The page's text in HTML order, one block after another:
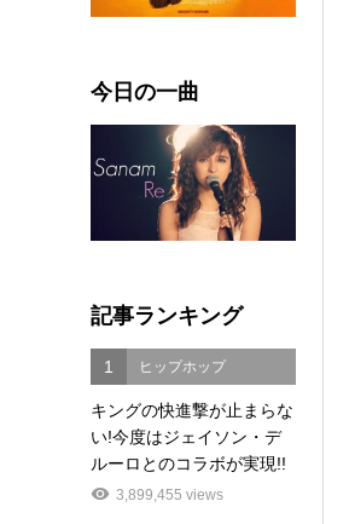
今日の一曲
記事ランキング
1 ヒップホップ
キングの快進撃が止まらな
い!今度はジェイソン・デ
ルーロとのコラボが実現!!
3,899,455 views